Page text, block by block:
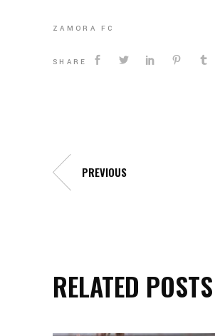
ZAMORA FC
SHARE
PREVIOUS
RELATED POSTS